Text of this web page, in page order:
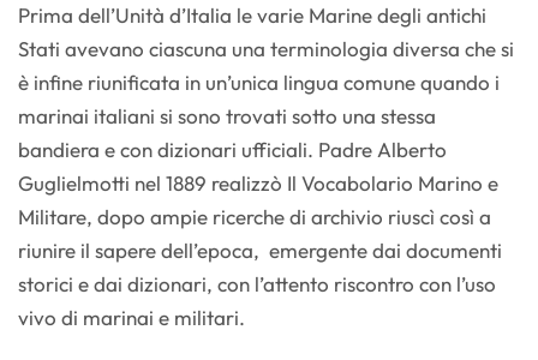
Prima dell’Unità d’Italia le varie Marine degli antichi
Stati avevano ciascuna una terminologia diversa che si
è infine riunificata in un’unica lingua comune quando i
marinai italiani si sono trovati sotto una stessa
bandiera e con dizionari ufficiali. Padre Alberto
Guglielmotti nel 1889 realizzò Il Vocabolario Marino e
Militare, dopo ampie ricerche di archivio riuscì così a
riunire il sapere dell’epoca, emergente dai documenti
storici e dai dizionari, con l’attento riscontro con l’uso
vivo di marinai e militari.